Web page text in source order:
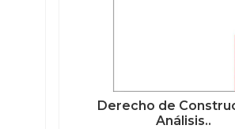
Derecho de
Análisis..